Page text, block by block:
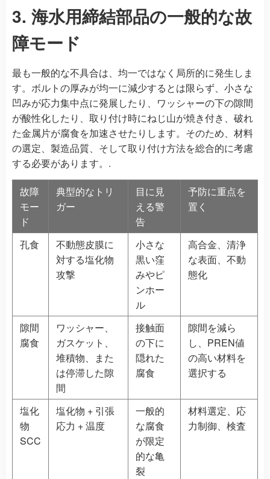
3. 海水用締結部品の一般的な故
障モード
最も一般的な不具合は、均一ではなく局所的に発生しま
す。ボルトの厚みが均一に減少するとは限らず、小さな
凹みが応力集中点に発展したり、ワッシャーの下の隙間
が酸性化したり、取り付け時にねじ山が焼き付き、破れ
た金属片が腐食を加速させたりします。そのため、材料
の選定、製造品質、そして取り付け方法を総合的に考慮
する必要があります。.
故障
モー
ド
典型的なトリ
ガー
目に見
える警
告
予防に重点を
置く
孔食
不動態皮膜に
対する塩化物
攻撃
小さな
黒い窪
みやピ
ンホー
ル
高合金、清浄
な表面、不動
態化
隙間
腐食
ワッシャー、
ガスケット、
堆積物、また
は停滞した隙
間
接触面
の下に
隠れた
腐食
隙間を減ら
し、PREN値
の高い材料を
選択する
塩化
物
SCC
塩化物 + 引張
応力 + 温度
一般的
な腐食
が限定
的な亀
裂
材料選定、応
力制御、検査